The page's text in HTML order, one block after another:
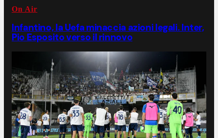
On Air
Infantino, la Uefa minaccia azioni legali. Inter,
Pio Esposito verso il rinnovo